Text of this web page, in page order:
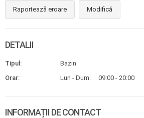
Raportează eroare Modifică
DETALII
Tipul:
Bazin
Orar:
Lun - Dum: 09:00 - 20:00
INFORMAȚII DE CONTACT